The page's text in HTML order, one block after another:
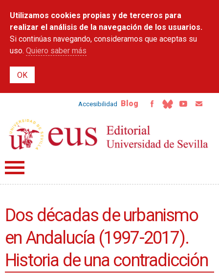
contenido
principal
Utilizamos cookies propias y de terceros para
realizar el análisis de la navegación de los usuarios.
Si continúas navegando, consideramos que aceptas su
uso. Quiero saber más
Accesibilidad Blog
Dos décadas de urbanismo
en Andalucía (1997-2017).
Historia de una contradicción